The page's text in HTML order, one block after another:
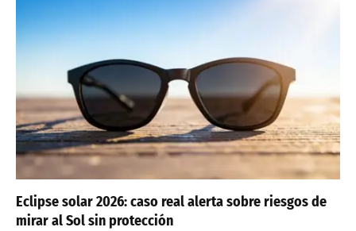
Eclipse solar 2026: caso real alerta sobre riesgos de
mirar al Sol sin protección